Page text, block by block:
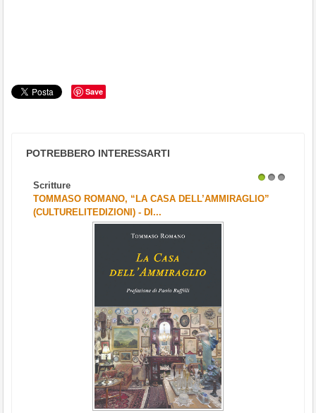
Save
POTREBBERO INTERESSARTI
Scritture
TOMMASO ROMANO, “LA CASA DELL’AMMIRAGLIO”
(CULTURELITEDIZIONI) - DI...